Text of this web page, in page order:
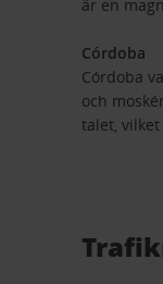
är en
Córdoba
Córdoba
och
talet,